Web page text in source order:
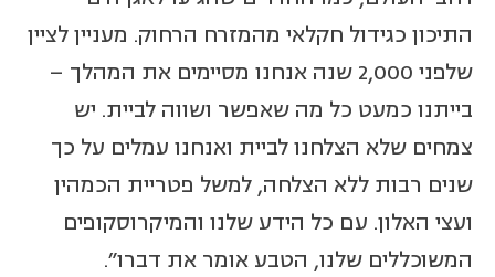
התיכון כגידול חקלאי מהמזרח הרחוק. מעניין לציין
שלפני 2,000 שנה אנחנו מסיימים את המהלך –
בייתנו כמעט כל מה שאפשר ושווה לביית. יש
צמחים שלא הצלחנו לביית ואנחנו עמלים על כך
שנים רבות ללא הצלחה, למשל פטריית הכמהין
ועצי האלון. עם כל הידע שלנו והמיקרוסקופים
המשוכללים שלנו, הטבע אומר את דברו".